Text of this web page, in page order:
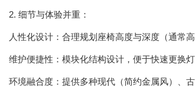
细节与体验并重：
性化设计：合理规划座椅高度与深度（通常高
护便捷性：模块化结构设计，便于快速更换灯
境融合度：提供多种现代（简约金属风）、古